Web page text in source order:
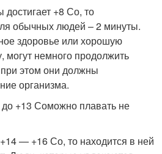
+8 Со, то
обычных людей – 2 минуты.
здоровье или хорошую
могут немного продолжить
этом они должны
организма.
+13 Соможно плавать не
+14 — +16 Со, то находится в ней